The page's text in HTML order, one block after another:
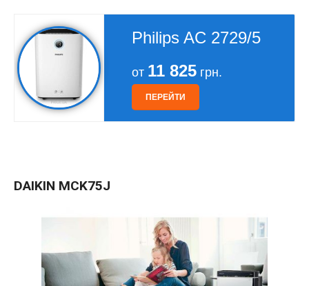
Philips AC 2729/5
от 11 825 грн.
ПЕРЕЙТИ
DAIKIN MCK75J